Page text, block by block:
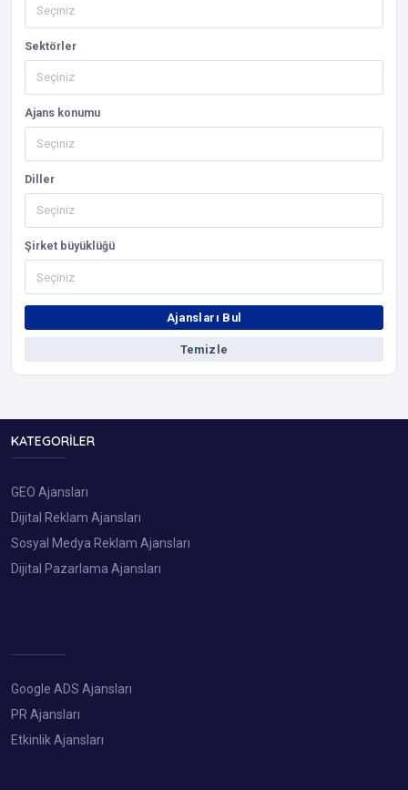
Sektörler
Ajans konumu
Diller
Şirket büyüklüğü
Ajansları Bul
Temizle
KATEGORILER
GEO Ajansları
Dijital Reklam Ajansları
Sosyal Medya Reklam Ajansları
Dijital Pazarlama Ajansları
Google ADS Ajansları
PR Ajansları
Etkinlik Ajansları